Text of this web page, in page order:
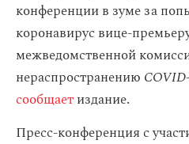
конференции в зуме за
коронавирус вице-
межведомственной
нераспространению
сообщаетиздание.
Пресс-конференция с